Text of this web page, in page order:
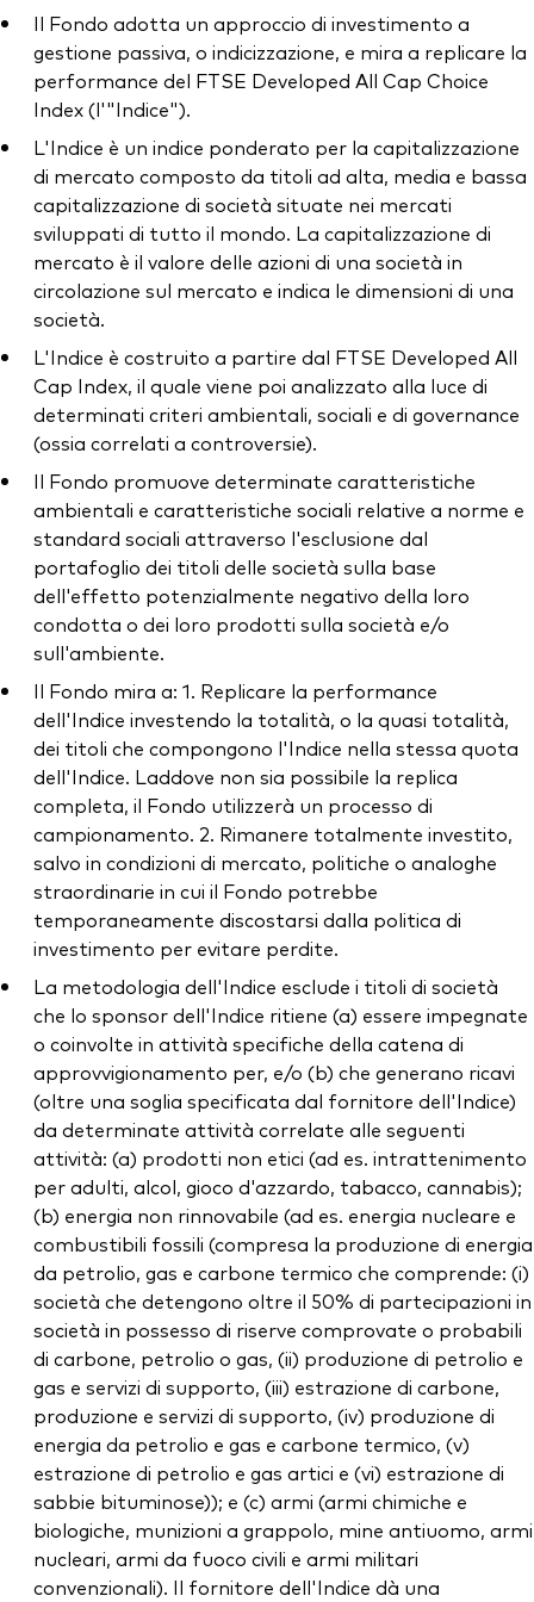
Il Fondo adotta un approccio di investimento a
gestione passiva, o indicizzazione, e mira a replicare la
performance del FTSE Developed All Cap Choice
Index (l'"Indice").
L'Indice è un indice ponderato per la capitalizzazione
di mercato composto da titoli ad alta, media e bassa
capitalizzazione di società situate nei mercati
sviluppati di tutto il mondo. La capitalizzazione di
mercato è il valore delle azioni di una società in
circolazione sul mercato e indica le dimensioni di una
società.
L'Indice è costruito a partire dal FTSE Developed All
Cap Index, il quale viene poi analizzato alla luce di
determinati criteri ambientali, sociali e di governance
(ossia correlati a controversie).
Il Fondo promuove determinate caratteristiche
ambientali e caratteristiche sociali relative a norme e
standard sociali attraverso l'esclusione dal
portafoglio dei titoli delle società sulla base
dell'effetto potenzialmente negativo della loro
condotta o dei loro prodotti sulla società e/o
sull'ambiente.
Il Fondo mira a: 1. Replicare la performance
dell'Indice investendo la totalità, o la quasi totalità,
dei titoli che compongono l'Indice nella stessa quota
dell'Indice. Laddove non sia possibile la replica
completa, il Fondo utilizzerà un processo di
campionamento. 2. Rimanere totalmente investito,
salvo in condizioni di mercato, politiche o analoghe
straordinarie in cui il Fondo potrebbe
temporaneamente discostarsi dalla politica di
investimento per evitare perdite.
La metodologia dell'Indice esclude i titoli di società
che lo sponsor dell'Indice ritiene (a) essere impegnate
o coinvolte in attività specifiche della catena di
approvvigionamento per, e/o (b) che generano ricavi
(oltre una soglia specificata dal fornitore dell'Indice)
da determinate attività correlate alle seguenti
attività: (a) prodotti non etici (ad es. intrattenimento
per adulti, alcol, gioco d'azzardo, tabacco, cannabis);
(b) energia non rinnovabile (ad es. energia nucleare e
combustibili fossili (compresa la produzione di energia
da petrolio, gas e carbone termico che comprende: (i)
società che detengono oltre il 50% di partecipazioni in
società in possesso di riserve comprovate o probabili
di carbone, petrolio o gas, (ii) produzione di petrolio e
gas e servizi di supporto, (iii) estrazione di carbone,
produzione e servizi di supporto, (iv) produzione di
energia da petrolio e gas e carbone termico, (v)
estrazione di petrolio e gas artici e (vi) estrazione di
sabbie bituminose)); e (c) armi (armi chimiche e
biologiche, munizioni a grappolo, mine antiuomo, armi
nucleari, armi da fuoco civili e armi militari
convenzionali). Il fornitore dell'Indice dà una